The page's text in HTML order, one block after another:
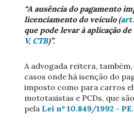
“A ausência do pagamento
licenciamento do veículo (art.
que pode levar à aplicação
V, CTB)”.
A advogada reitera, também,
casos onde há isenção do
imposto como para carros
mototaxistas e PCDs, que
pela Lei nº 10.849/1992 - PE.